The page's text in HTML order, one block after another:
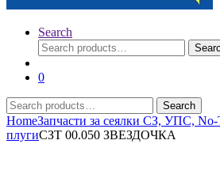
Search
Search
for:
0
Search
for:
Search
HomeЗапчасти за сеялки СЗ, УПС, No-
плугиСЗТ 00.050 ЗВЕЗДОЧКА